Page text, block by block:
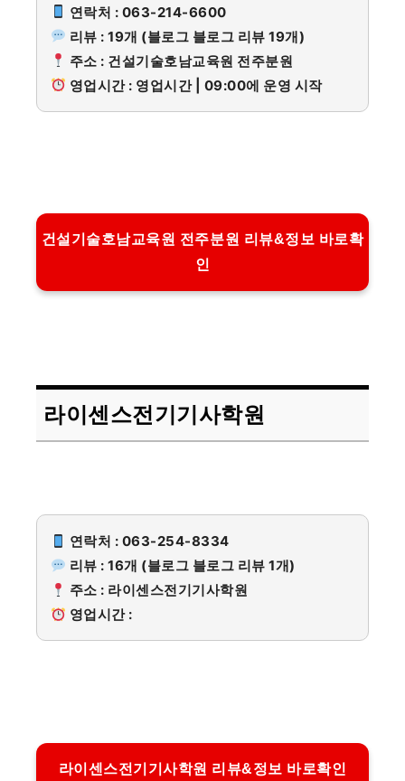
연락처 : 063-214-6600
리뷰 : 19개 (블로그 블로그 리뷰 19개)
주소 : 건설기술호남교육원 전주분원
영업시간 : 영업시간 | 09:00에 운영 시작
건설기술호남교육원 전주분원 리뷰&정보 바로확
인
라이센스전기기사학원
연락처 : 063-254-8334
리뷰 : 16개 (블로그 블로그 리뷰 1개)
주소 : 라이센스전기기사학원
영업시간 :
라이센스전기기사학원 리뷰&정보 바로확인